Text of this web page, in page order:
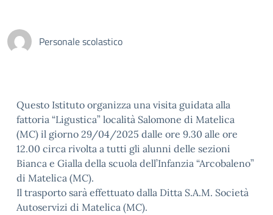
Personale scolastico
Questo Istituto organizza una visita guidata alla
fattoria “Ligustica” località Salomone di Matelica
(MC) il giorno 29/04/2025 dalle ore 9.30 alle ore
12.00 circa rivolta a tutti gli alunni delle sezioni
Bianca e Gialla della scuola dell’Infanzia “Arcobaleno”
di Matelica (MC).
Il trasporto sarà effettuato dalla Ditta S.A.M. Società
Autoservizi di Matelica (MC).